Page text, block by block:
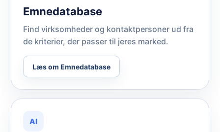
Emnedatabase
Find virksomheder og kontaktpersoner ud fra
de kriterier, der passer til jeres marked.
Læs om Emnedatabase
AI